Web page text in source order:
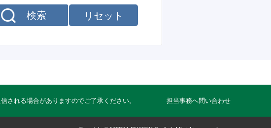
リセット
検索
される場合がありますのでご了承ください。 担当事務へ問い合わせ